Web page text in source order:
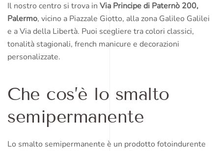
Il nostro centro si trova in Via Principe di Paternò 200,
Palermo, vicino a Piazzale Giotto, alla zona Galileo Galilei
e a Via della Libertà. Puoi scegliere tra colori classici,
tonalità stagionali, french manicure e decorazioni
personalizzate.
Che cos’è lo smalto
semipermanente
Lo smalto semipermanente è un prodotto fotoindurente